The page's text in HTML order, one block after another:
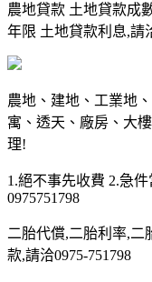
農地貸款 土地貸款成
年限 土地貸款利息,請
農地、建地、工業地
寓、透天、廠房、大
理!
1.絕不事先收費 2.急
0975751798
二胎代償,二胎利率,二
款,請洽0975-751798